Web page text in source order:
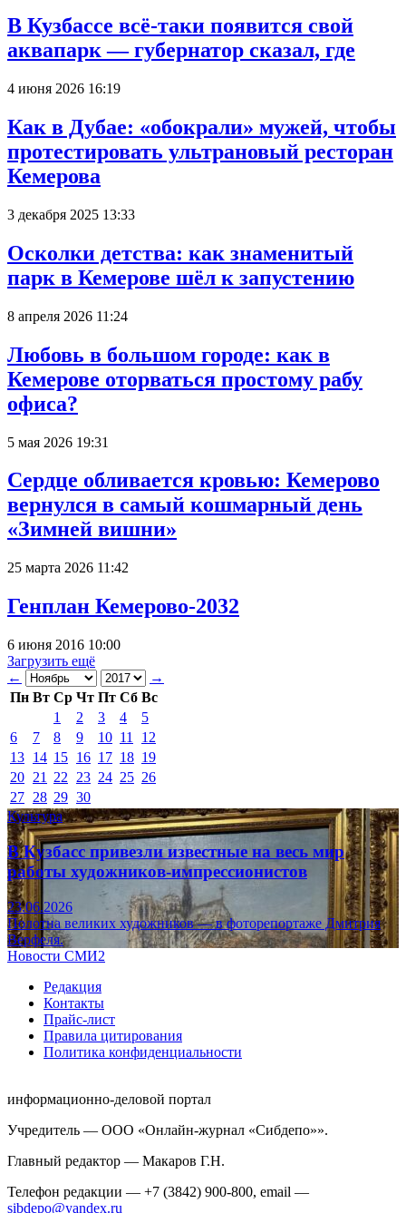
В Кузбассе всё-таки появится свой
аквапарк — губернатор сказал, где
4 июня 2026 16:19
Как в Дубае: «обокрали» мужей, чтобы
протестировать ультрановый ресторан
Кемерова
3 декабря 2025 13:33
Осколки детства: как знаменитый
парк в Кемерове шёл к запустению
8 апреля 2026 11:24
Любовь в большом городе: как в
Кемерове оторваться простому рабу
офиса?
5 мая 2026 19:31
Сердце обливается кровью: Кемерово
вернулся в самый кошмарный день
«Зимней вишни»
25 марта 2026 11:42
Генплан Кемерово-2032
6 июня 2016 10:00
Загрузить ещё
←
→
Пн Вт Ср Чт Пт Сб Вс
1
2 3 4
5
6
7 8 9 10 11
12
13 14 15 16 17 18 19
20 21 22 23 24 25 26
27 28 29 30
Культура
В Кузбасс привезли известные на весь мир
работы художников-импрессионистов
23.06.2026
Полотна великих художников — в фоторепортаже Дмитрия
Верфеля.
Новости СМИ2
Редакция
Контакты
Прайс-лист
Правила цитирования
Политика конфиденциальности
информационно-деловой портал
Учредитель — ООО «Онлайн-журнал «Сибдепо»».
Главный редактор — Макаров Г.Н.
Телефон редакции — +7 (3842) 900-800, email —
sibdepo@yandex.ru